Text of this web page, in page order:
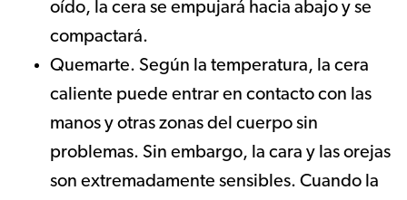
oído, la cera se empujará hacia abajo y se
compactará.
Quemarte. Según la temperatura, la cera
caliente puede entrar en contacto con las
manos y otras zonas del cuerpo sin
problemas. Sin embargo, la cara y las orejas
son extremadamente sensibles. Cuando la